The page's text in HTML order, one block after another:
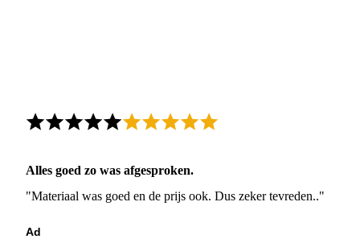
Alles goed zo was afgesproken.
"Materiaal was goed en de prijs ook. Dus zeker tevreden.."
Ad